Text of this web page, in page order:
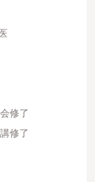
修了
修了